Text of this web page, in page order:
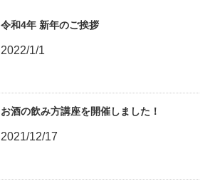
令和4年 新年のご挨拶
2022/1/1
お酒の飲み方講座を開催しました！
2021/12/17